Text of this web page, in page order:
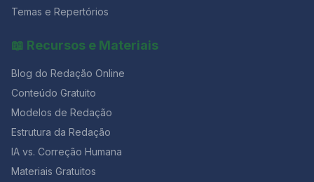
evolui para doença profunda, assim, aumentando a
sua morbidade. II. O uso dos progestagênios de forma
crescimento endometrial. Portanto, com a consequente
pélvica. III. O uso de análogos do GnRH no tratamento
da endometriose induz a uma pseudomenopausa com
submetidas à fertilização in vitro (FIV) têm menores
taxas de gravidez que aquelas que são submetidas à
FIV por obstrução tubária. De acordo com os seus
conhecimento, quais estão corretas? a) Apenas I e III.
b) Apenas II e IV. c) Apenas I, II e III. d) Apenas II, III e IV.
Temas e Repertórios
📖 Recursos e Materiais
Blog do Redação Online
Conteúdo Gratuito
Modelos de Redação
Estrutura da Redação
IA vs. Correção Humana
Materiais Gratuitos